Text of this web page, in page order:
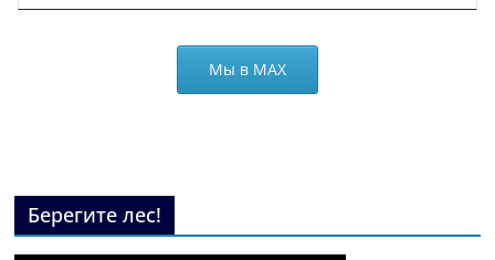
Мы в МАХ
Берегите лес!